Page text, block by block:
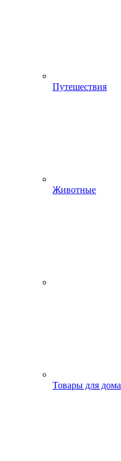
Путешествия
Животные
Товары для дома